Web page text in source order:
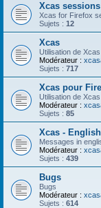
Xcas
Xcas for Firefox
Sujets : 12
Xcas
Utilisation de Xcas
Modérateur :
Sujets : 717
Xcas pour
Utilisation de
Modérateur :
Sujets : 85
Xcas - English
Messages in
Modérateur :
Sujets : 439
Bugs
Bugs
Modérateur :
Sujets : 614